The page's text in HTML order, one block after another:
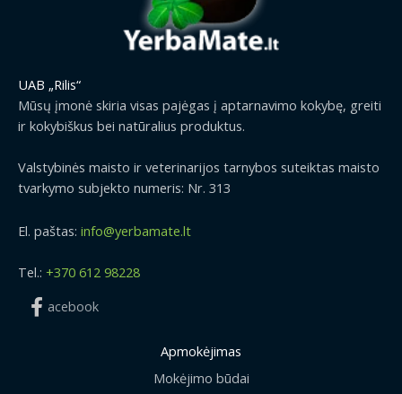
UAB „Rilis“
Mūsų įmonė skiria visas pajėgas į aptarnavimo kokybę, greiti
ir kokybiškus bei natūralius produktus.
Valstybinės maisto ir veterinarijos tarnybos suteiktas maisto
tvarkymo subjekto numeris: Nr. 313
El. paštas: info@yerbamate.lt
Tel.: +370 612 98228
acebook
Apmokėjimas
Mokėjimo būdai